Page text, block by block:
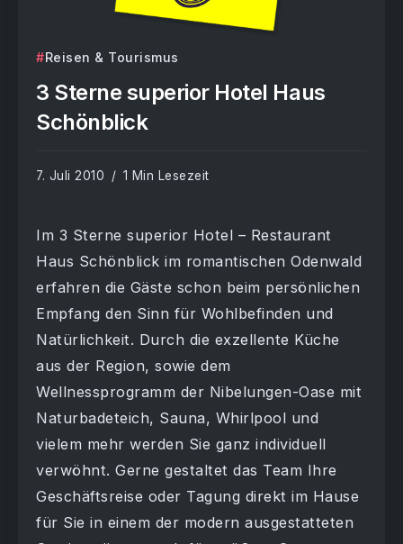
Reisen & Tourismus
3 Sterne superior Hotel Haus
Schönblick
7. Juli 2010 1 Min Lesezeit
Im 3 Sterne superior Hotel – Restaurant
Haus Schönblick im romantischen Odenwald
erfahren die Gäste schon beim persönlichen
Empfang den Sinn für Wohlbefinden und
Natürlichkeit. Durch die exzellente Küche
aus der Region, sowie dem
Wellnessprogramm der Nibelungen-Oase mit
Naturbadeteich, Sauna, Whirlpool und
vielem mehr werden Sie ganz individuell
verwöhnt. Gerne gestaltet das Team Ihre
Geschäftsreise oder Tagung direkt im Hause
für Sie in einem der modern ausgestatteten